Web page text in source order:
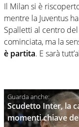
Il Milan si è
mentre la Juventus
Spalletti al centro
cominciata, ma la
è partita. E sarà
Scudetto Inter, la
momenti chiave